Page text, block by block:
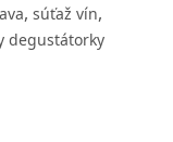
, súťaž vín,
degustátorky